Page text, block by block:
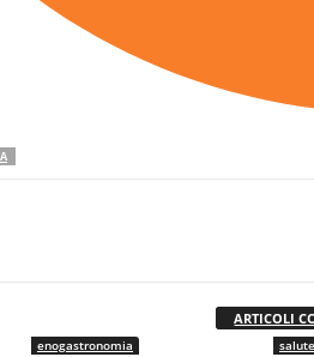
ARTICOLI
enogastronomia